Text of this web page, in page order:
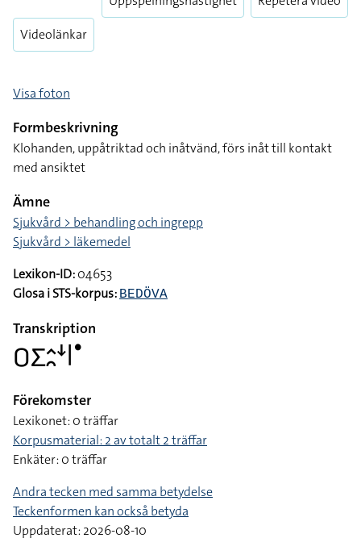
Videolänkar
Visa foton
Formbeskrivning
Klohanden, uppåtriktad och inåtvänd, förs inåt till kontakt
med ansiktet
Ämne
Sjukvård > behandling och ingrepp
Sjukvård > läkemedel
Lexikon-ID:04653
Glosa i STS-korpus: BEDÖVA
Transkription
􌤆􌤥􌤵􌥘􌦄􌥼􌤟
Förekomster
Lexikonet: 0 träffar
Korpusmaterial: 2 av totalt 2 träffar
Enkäter: 0 träffar
Andra tecken med samma betydelse
Teckenformen kan också betyda
Uppdaterat: 2026-08-10